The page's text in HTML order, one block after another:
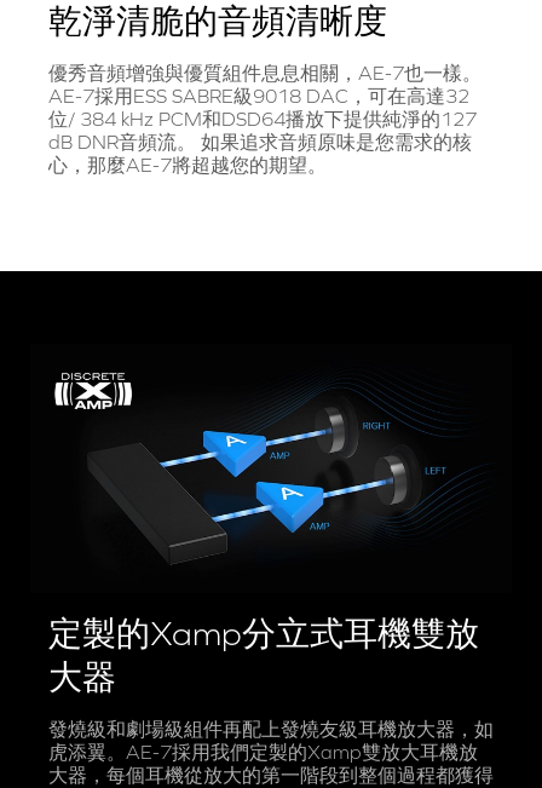
乾淨清脆的音頻清晰度
優秀音頻增強與優質組件息息相關，AE-7也一樣。
AE-7採用ESS SABRE級9018 DAC，可在高達32
位/ 384 kHz PCM和DSD64播放下提供純淨的127
dB DNR音頻流。 如果追求音頻原味是您需求的核
心，那麼AE-7將超越您的期望。
定製的Xamp分立式耳機雙放
大器
發燒級和劇場級組件再配上發燒友級耳機放大器，如
虎添翼。AE-7採用我們定製的Xamp雙放大耳機放
大器，每個耳機從放大的第一階段到整個過程都獲得